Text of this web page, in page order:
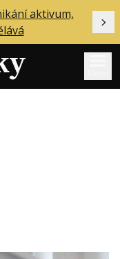
aktivum,